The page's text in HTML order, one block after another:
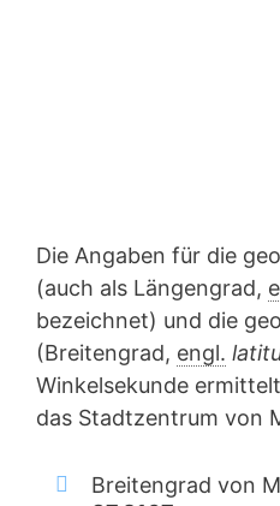
Die Angaben für die
(auch als Längengrad,
bezeichnet) und die
(Breitengrad, engl.
Winkelsekunde
das Stadtzentrum von
Breitengrad von